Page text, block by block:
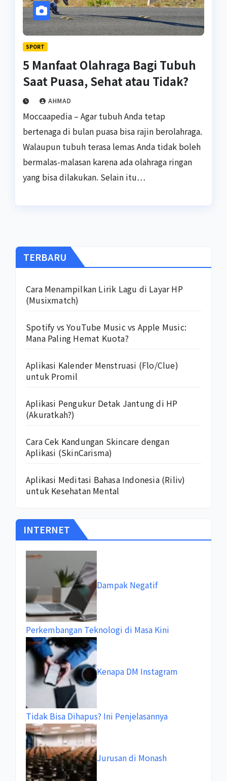
SPORT
5 Manfaat Olahraga Bagi Tubuh
Saat Puasa, Sehat atau Tidak?
AHMAD
Moccaapedia – Agar tubuh Anda tetap
bertenaga di bulan puasa bisa rajin berolahraga.
Walaupun tubuh terasa lemas Anda tidak boleh
bermalas-malasan karena ada olahraga ringan
yang bisa dilakukan. Selain itu…
TERBARU
Cara Menampilkan Lirik Lagu di Layar HP
(Musixmatch)
Spotify vs YouTube Music vs Apple Music:
Mana Paling Hemat Kuota?
Aplikasi Kalender Menstruasi (Flo/Clue)
untuk Promil
Aplikasi Pengukur Detak Jantung di HP
(Akuratkah?)
Cara Cek Kandungan Skincare dengan
Aplikasi (SkinCarisma)
Aplikasi Meditasi Bahasa Indonesia (Riliv)
untuk Kesehatan Mental
INTERNET
Dampak Negatif
Perkembangan Teknologi di Masa Kini
Kenapa DM Instagram
Tidak Bisa Dihapus? Ini Penjelasannya
Jurusan di Monash